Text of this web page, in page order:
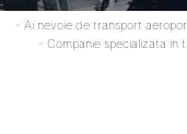
- Ai nevoie de transport
- Companie specializata in